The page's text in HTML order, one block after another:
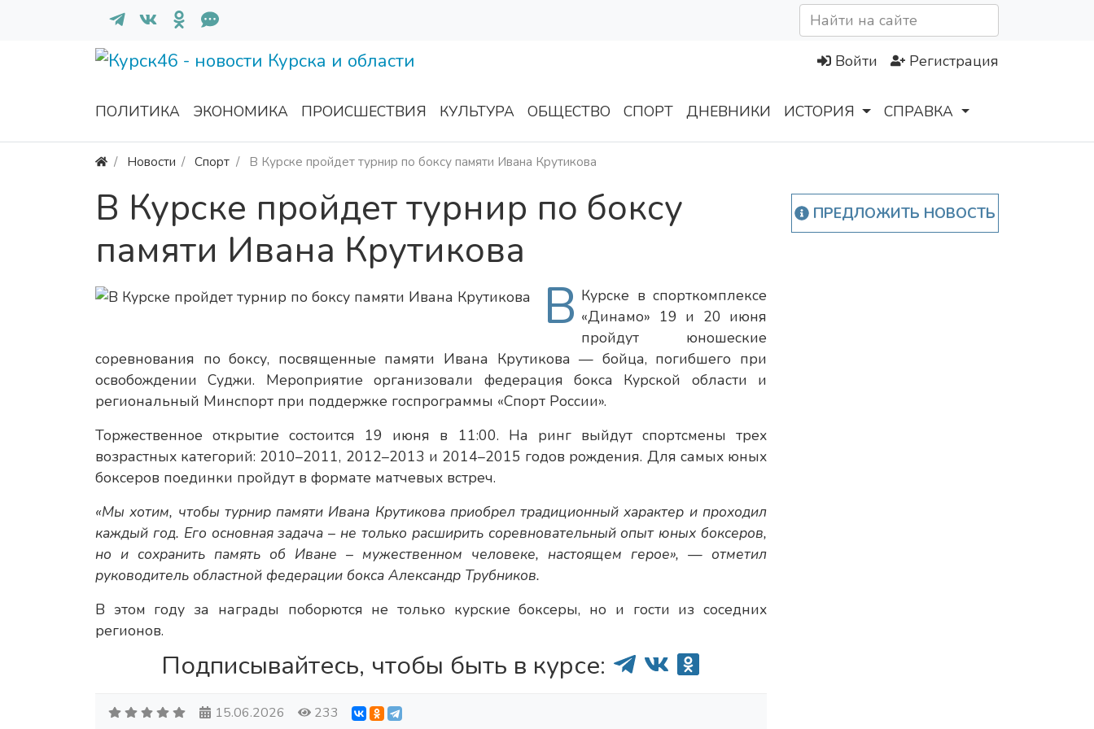
Войти Регистрация
ПОЛИТИКА ЭКОНОМИКА ПРОИСШЕСТВИЯ КУЛЬТУРА ОБЩЕСТВО СПОРТ ДНЕВНИКИ ИСТОРИЯ СПРАВКА
Новости Спорт В Курске пройдет турнир по боксу памяти Ивана Крутикова
В Курске пройдет турнир по боксу
памяти Ивана Крутикова
В Курске в спорткомплексе
«Динамо» 19 и 20 июня
пройдут юношеские
соревнования по боксу, посвященные памяти Ивана Крутикова — бойца, погибшего при
освобождении Суджи. Мероприятие организовали федерация бокса Курской области и
региональный Минспорт при поддержке госпрограммы «Спорт России».
Торжественное открытие состоится 19 июня в 11:00. На ринг выйдут спортсмены трех
возрастных категорий: 2010–2011, 2012–2013 и 2014–2015 годов рождения. Для самых юных
боксеров поединки пройдут в формате матчевых встреч.
«Мы хотим, чтобы турнир памяти Ивана Крутикова приобрел традиционный характер и проходил
каждый год. Его основная задача – не только расширить соревновательный опыт юных боксеров,
но и сохранить память об Иване – мужественном человеке, настоящем герое», — отметил
руководитель областной федерации бокса Александр Трубников.
В этом году за награды поборются не только курские боксеры, но и гости из соседних
регионов.
Подписывайтесь, чтобы быть в курсе:
15.06.2026 233
ПРЕДЛОЖИТЬ НОВОСТЬ